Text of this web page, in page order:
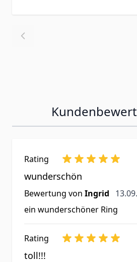
Rating
wunderschön
Bewertung von Ingrid 13.
ein wunderschöner Ring
Rating
toll!!!